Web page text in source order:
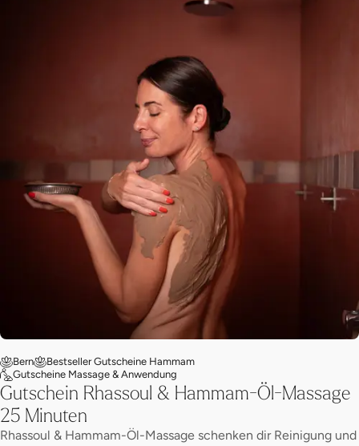
Bern
Bestseller Gutscheine Hammam
Gutscheine Massage & Anwendung
Gutschein Rhassoul & Hammam-Öl-Massage
25 Minuten
Rhassoul & Hammam-Öl-Massage schenken dir Reinigung und